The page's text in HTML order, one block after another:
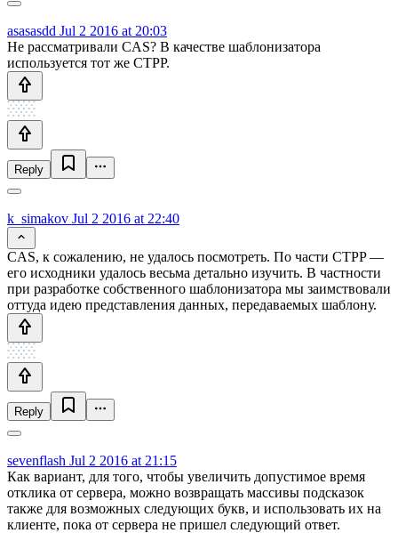
asasasdd Jul 2 2016 at 20:03
Не рассматривали CAS? В качестве шаблонизатора
используется тот же CTPP.
Reply
k_simakov Jul 2 2016 at 22:40
CAS, к сожалению, не удалось посмотреть. По части CTPP —
его исходники удалось весьма детально изучить. В частности
при разработке собственного шаблонизатора мы заимствовали
оттуда идею представления данных, передаваемых шаблону.
Reply
sevenflash Jul 2 2016 at 21:15
Как вариант, для того, чтобы увеличить допустимое время
отклика от сервера, можно возвращать массивы подсказок
также для возможных следующих букв, и использовать их на
клиенте, пока от сервера не пришел следующий ответ.